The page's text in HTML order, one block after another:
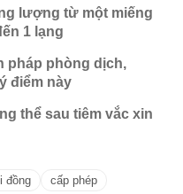
lượng từ một miếng
1 lạng
pháp phòng dịch,
điểm này
thể sau tiêm vắc xin
đồng
cấp phép